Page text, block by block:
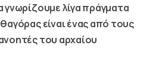
γνωρίζουμε λίγα πράγματα
είναι ένας από τους
του αρχαίου